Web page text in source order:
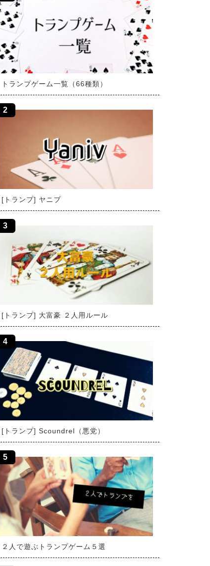
トランプゲーム一覧（66種類）
[トランプ] ヤニブ
[トランプ] 大富豪 ２人用ルール
[トランプ] Scoundrel（悪党）
２人で遊ぶトランプゲーム５選